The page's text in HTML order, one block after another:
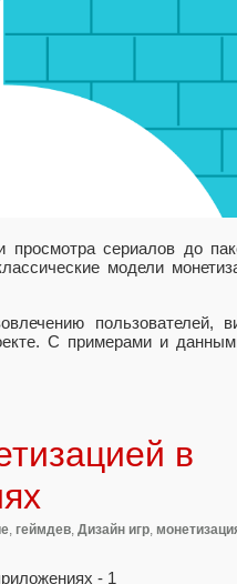
сериалов до
модели
пользователей,
С примерами и
в
, геймдев, Дизайн игр,